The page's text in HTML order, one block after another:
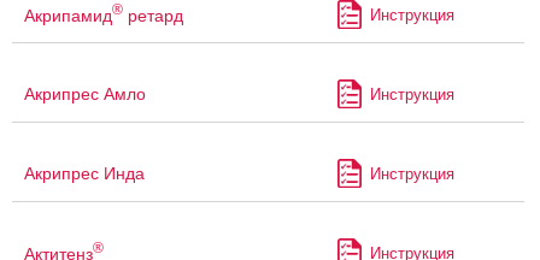
Акрипамид® ретард Инструкция
Акрипрес Амло Инструкция
Акрипрес Инда Инструкция
Актитенз® Инструкция